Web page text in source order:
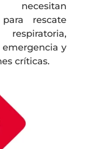
necesitan
rescate
y
críticas.